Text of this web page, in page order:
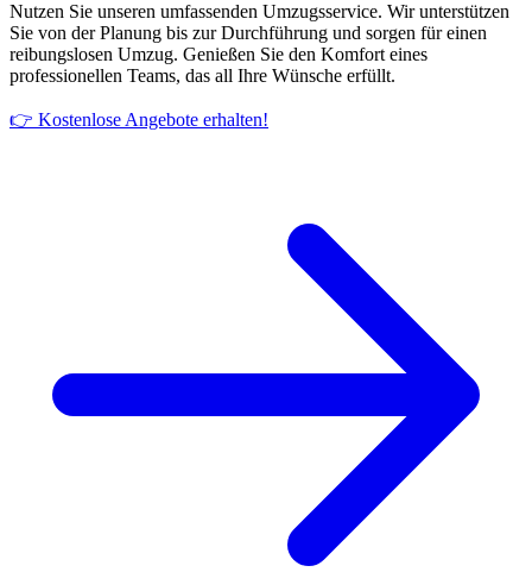
Nutzen Sie unseren umfassenden Umzugsservice. Wir unterstützen
Sie von der Planung bis zur Durchführung und sorgen für einen
reibungslosen Umzug. Genießen Sie den Komfort eines
professionellen Teams, das all Ihre Wünsche erfüllt.
👉 Kostenlose Angebote erhalten!